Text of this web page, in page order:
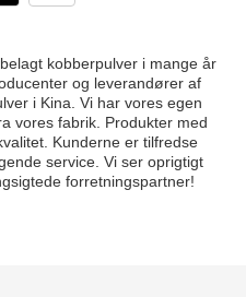
kobberpulver i mange år
og leverandører af
i Kina. Vi har vores egen
vores fabrik. Produkter med
Kunderne er tilfredse
service. Vi ser oprigtigt
forretningspartner!